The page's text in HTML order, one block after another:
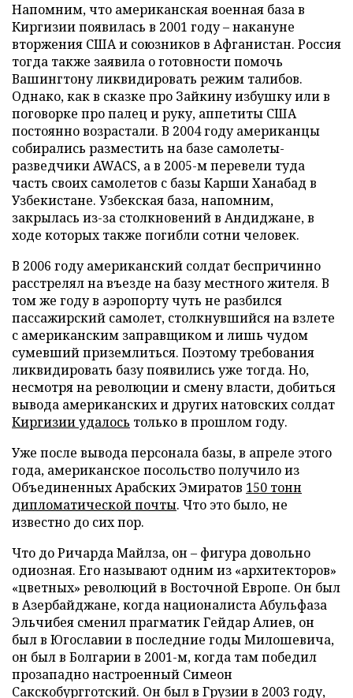
Напомним, что американская военная база в
Киргизии появилась в 2001 году – накануне
вторжения США и союзников в Афганистан. Россия
тогда также заявила о готовности помочь
Вашингтону ликвидировать режим талибов.
Однако, как в сказке про Зайкину избушку или в
поговорке про палец и руку, аппетиты США
постоянно возрастали. В 2004 году американцы
собирались разместить на базе самолеты-
разведчики AWAСS, а в 2005-м перевели туда
часть своих самолетов с базы Карши Ханабад в
Узбекистане. Узбекская база, напомним,
закрылась из-за столкновений в Андиджане, в
ходе которых также погибли сотни человек.
В 2006 году американский солдат беспричинно
расстрелял на въезде на базу местного жителя. В
том же году в аэропорту чуть не разбился
пассажирский самолет, столкнувшийся на взлете
с американским заправщиком и лишь чудом
сумевший приземлиться. Поэтому требования
ликвидировать базу появились уже тогда. Но,
несмотря на революции и смену власти, добиться
вывода американских и других натовских солдат
Киргизии удалось только в прошлом году.
Уже после вывода персонала базы, в апреле этого
года, американское посольство получило из
Объединенных Арабских Эмиратов 150 тонн
дипломатической почты. Что это было, не
известно до сих пор.
Что до Ричарда Майлза, он – фигура довольно
одиозная. Его называют одним из «архитекторов»
«цветных» революций в Восточной Европе. Он был
в Азербайджане, когда националиста Абульфаза
Эльчибея сменил прагматик Гейдар Алиев, он
был в Югославии в последние годы Милошевича,
он был в Болгарии в 2001-м, когда там победил
прозападно настроенный Симеон
Сакскобургготский. Он был в Грузии в 2003 году,